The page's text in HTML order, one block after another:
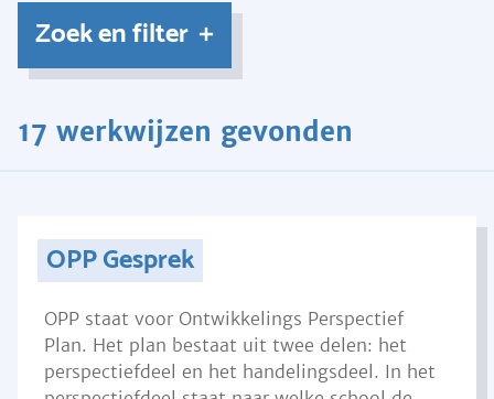
Zoek en filter
17 werkwijzen gevonden
OPP Gesprek
OPP staat voor Ontwikkelings Perspectief
Plan. Het plan bestaat uit twee delen: het
perspectiefdeel en het handelingsdeel. In het